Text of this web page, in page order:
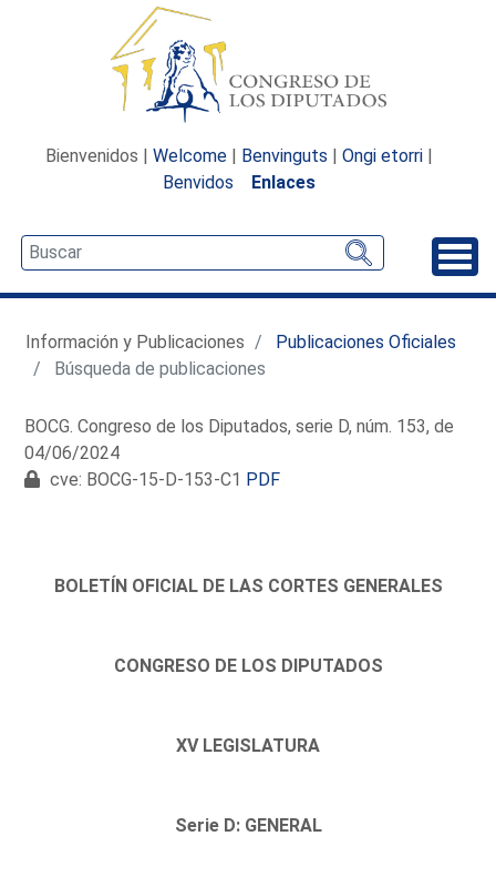
Bienvenidos | Welcome | Benvinguts | Ongi etorri |
Benvidos
Enlaces
Información y Publicaciones
Publicaciones Oficiales
Búsqueda de publicaciones
BOCG. Congreso de los Diputados, serie D, núm. 153, de
04/06/2024
cve: BOCG-15-D-153-C1 PDF
BOLETÍN OFICIAL DE LAS CORTES GENERALES
CONGRESO DE LOS DIPUTADOS
XV LEGISLATURA
Serie D: GENERAL